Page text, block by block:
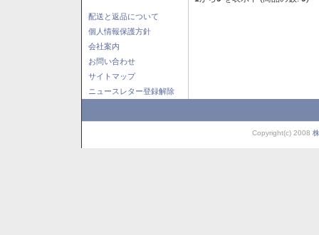
配送と返品について
個人情報保護方針
会社案内
お問い合わせ
サイトマップ
ニュースレター登録解除
Copyright(c) 2008